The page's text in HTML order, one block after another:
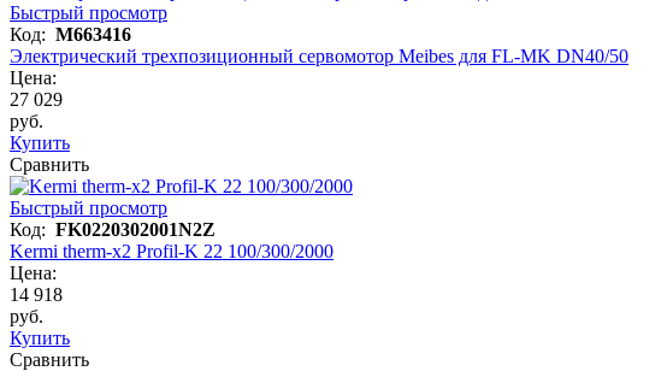
Быстрый просмотр
Код: M663416
Электрический трехпозиционный сервомотор Meibes для FL-MK DN40/50
Цена:
27 029
руб.
Купить
Сравнить
Быстрый просмотр
Код: FK0220302001N2Z
Kermi therm-x2 Profil-K 22 100/300/2000
Цена:
14 918
руб.
Купить
Сравнить